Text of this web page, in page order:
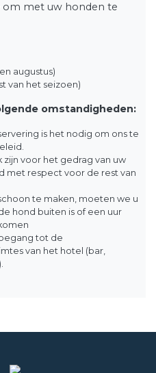
om met uw honden te
augustus)
van het seizoen)
omstandigheden:
is het nodig om ons te
voor het gedrag van uw
met respect voor de rest van
te maken, moeten we u
hond buiten is of een uur
tot de
van het hotel (bar,